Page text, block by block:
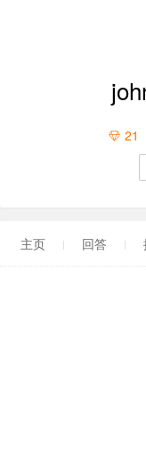
21
主页 回答